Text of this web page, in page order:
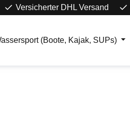
Versicherter DHL Versand
(Boote, Kajak, SUPs)